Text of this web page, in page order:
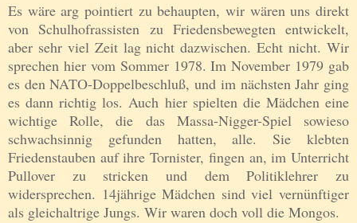
Es wäre arg pointiert zu behaupten, wir wären uns direkt
von Schulhofrassisten zu Friedensbewegten entwickelt,
aber sehr viel Zeit lag nicht dazwischen. Echt nicht. Wir
sprechen hier vom Sommer 1978. Im November 1979 gab
es den NATO-Doppelbeschluß, und im nächsten Jahr ging
es dann richtig los. Auch hier spielten die Mädchen eine
wichtige Rolle, die das Massa-Nigger-Spiel sowieso
schwachsinnig gefunden hatten, alle. Sie klebten
Friedenstauben auf ihre Tornister, fingen an, im Unterricht
Pullover zu stricken und dem Politiklehrer zu
widersprechen. 14jährige Mädchen sind viel vernünftiger
als gleichaltrige Jungs. Wir waren doch voll die Mongos.